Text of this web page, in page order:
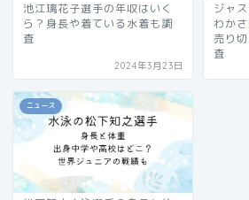
池江璃花子選手の年収はいく
ら？身長や着ている水着も調
査
2024年3月23日
ジャ
わか
売り
査
ニュース